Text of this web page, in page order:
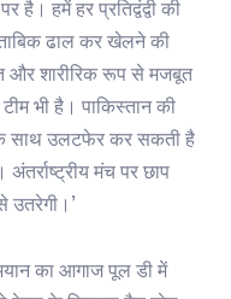
है। हमें हर प्रतिद्वंद्वी की
ढाल कर खेलने की
और शारीरिक रूप से मजबूत
टीम भी है। पाकिस्तान की
साथ उलटफेर कर सकती है
मंच पर छाप
उतरेगी।’
का आगाज पूल डी में